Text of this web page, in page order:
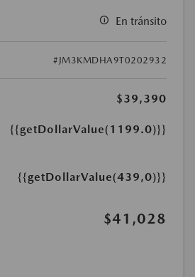
En tránsito
#JM3KMDHA9T0202932
$39,390
{{getDollarValue(1199.0)}}
{{getDollarValue(439,0)}}
$41,028